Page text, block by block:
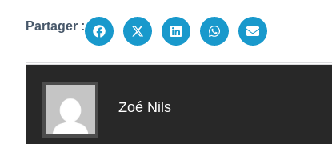
Partager :
Zoé Nils